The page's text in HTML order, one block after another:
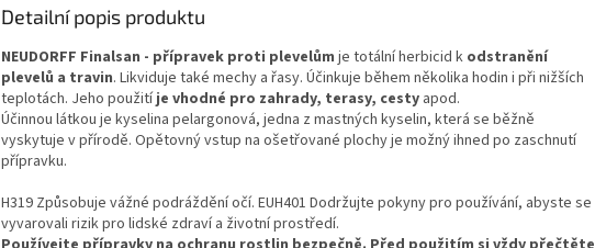
Detailní popis produktu
NEUDORFF Finalsan - přípravek proti plevelům je totální herbicid k odstranění
plevelů a travin. Likviduje také mechy a řasy. Účinkuje během několika hodin i při nižších
teplotách. Jeho použitíje vhodné pro zahrady, terasy, cesty apod.
Účinnou látkou je kyselina pelargonová, jedna z mastných kyselin, která se běžně
vyskytuje v přírodě. Opětovný vstup na ošetřované plochy je možný ihned po zaschnutí
přípravku.
H319 Způsobuje vážné podráždění očí. EUH401 Dodržujte pokyny pro používání, abyste se
vyvarovali rizik pro lidské zdraví a životní prostředí.